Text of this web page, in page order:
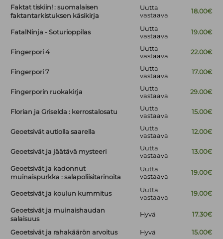
Faktat tiskiin! : suomalaisen
faktantarkistuksen käsikirja
Uutta
vastaava
18.00€
FatalNinja - Soturioppilas
Uutta
vastaava
19.00€
Fingerpori 4
Uutta
vastaava
22.00€
Fingerpori 7
Uutta
vastaava
17.00€
Fingerporin ruokakirja
Uutta
vastaava
29.00€
Florian ja Griselda : kerrostalosatu
Uutta
vastaava
15.00€
Geoetsivät autiolla saarella
Uutta
vastaava
12.00€
Geoetsivät ja jäätävä mysteeri
Uutta
vastaava
13.00€
Geoetsivät ja kadonnut
muinaispurkka : salapoliisitarinoita
Uutta
vastaava
19.00€
Geoetsivät ja koulun kummitus
Uutta
vastaava
19.00€
Geoetsivät ja muinaishaudan
salaisuus
Hyvä 17.30€
Geoetsivät ja rahakäärön arvoitus Hyvä 15.00€